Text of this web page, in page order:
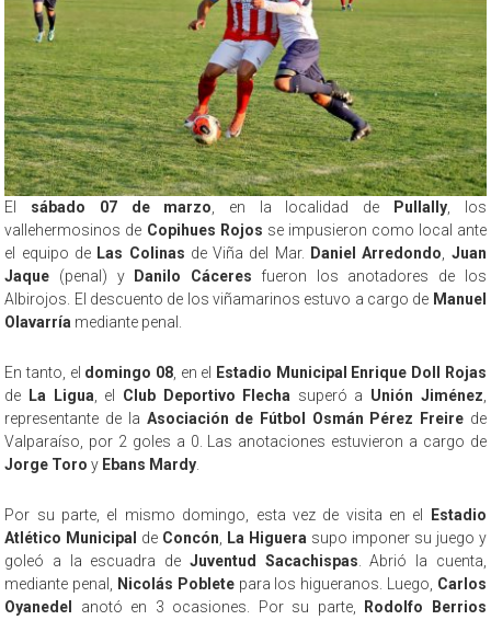
El sábado 07 de marzo, en la localidad de Pullally, los
vallehermosinos de Copihues Rojos se impusieron como local ante
el equipo de Las Colinas de Viña del Mar. Daniel Arredondo, Juan
Jaque (penal) y Danilo Cáceres fueron los anotadores de los
Albirojos. El descuento de los viñamarinos estuvo a cargo de Manuel
Olavarría mediante penal.
En tanto, el domingo 08, en el
Estadio Municipal Enrique Doll Rojas
de
La Ligua, el Club Deportivo Flecha superó a Unión Jiménez,
representante de la Asociación de Fútbol Osmán Pérez Freirede
Valparaíso, por 2 goles a 0. Las anotaciones estuvieron a cargo de
Jorge Toro y Ebans Mardy.
Por su parte, el mismo domingo, esta vez de visita en el
Estadio
Atlético Municipal de Concón, La Higuera supo imponer su juego y
goleó a la escuadra de Juventud Sacachispas. Abrió la cuenta,
mediante penal, Nicolás Pobletepara los higueranos. Luego, Carlos
Oyanedel
anotó en 3 ocasiones. Por su parte,
Rodolfo Berrios